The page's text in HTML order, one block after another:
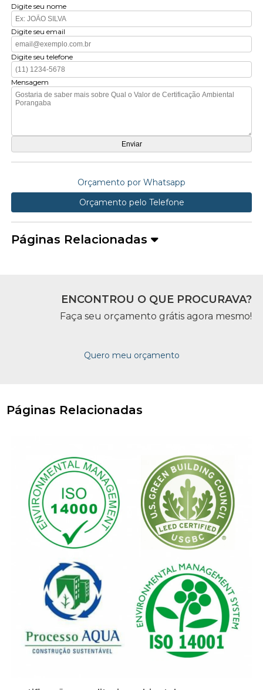
Digite seu nome
Digite seu email
Digite seu telefone
Mensagem
Orçamento por Whatsapp
Orçamento pelo Telefone
Páginas Relacionadas
ENCONTROU O QUE PROCURAVA?
Faça seu orçamento grátis agora mesmo!
Quero meu orçamento
Páginas Relacionadas